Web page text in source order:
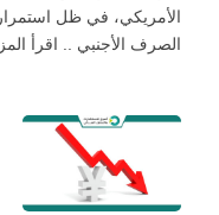
الأمريكي، في ظل
الصرف الأجنبي .. اقرأ